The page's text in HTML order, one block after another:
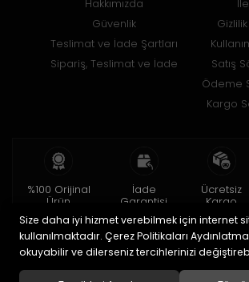
Hakkımızda
Güvenlik
Teslimat ve İade Şartları
Sipariş, Teslimat ve İade
Gizlilik
Satış
Ödeme
Kargo
%100 Orijinal
Ürün
2 yıl garanti
İade
Garantisi
15 gün içinde
iade
Ücretsiz
Kargo
150 TL ve
Size daha iyi hizmet verebilmek için internet
kullanılmaktadır. Çerez Politikaları Aydınlatma
okuyabilir ve dilerseniz tercihlerinizi